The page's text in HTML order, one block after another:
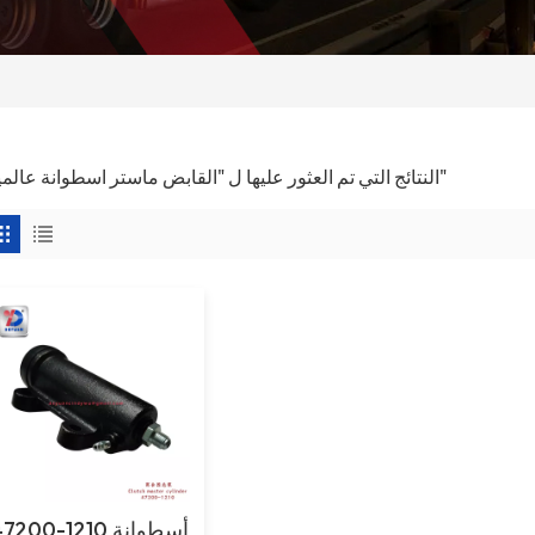
1 النتائج التي تم العثور عليها ل "القابض ماستر اسطوانة عالمية"